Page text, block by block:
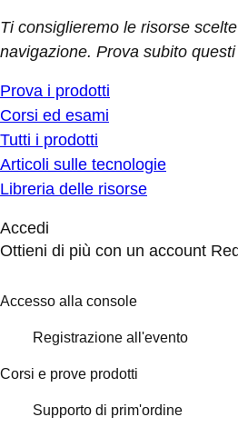
Ti consiglieremo le risorse
navigazione. Prova subito
Prova i prodotti
Corsi ed esami
Tutti i prodotti
Articoli sulle tecnologie
Libreria delle risorse
Accedi
Ottieni di più con un account
Accesso alla console
Registrazione all'evento
Corsi e prove prodotti
Supporto di prim'ordine